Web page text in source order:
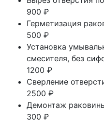
900 ₽
Герметизация
500 ₽
Установка
смесителя, без
1200 ₽
Сверление
2500 ₽
Демонтаж
300 ₽